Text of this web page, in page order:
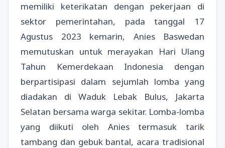
memiliki keterikatan dengan pekerjaan di
sektor pemerintahan, pada tanggal 17
Agustus 2023 kemarin, Anies Baswedan
memutuskan untuk merayakan Hari Ulang
Tahun Kemerdekaan Indonesia dengan
berpartisipasi dalam sejumlah lomba yang
diadakan di Waduk Lebak Bulus, Jakarta
Selatan bersama warga sekitar. Lomba-lomba
yang diikuti oleh Anies termasuk tarik
tambang dan gebuk bantal, acara tradisional